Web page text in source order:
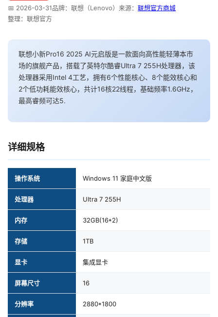
📅 2026-03-31品牌：联想（Lenovo） 来源： 联想官方商城
整理：联想官方
联想小新Pro16 2025 AI元启版是一款面向高性能轻薄本市
场的旗舰产品，搭载了英特尔酷睿Ultra 7 255H处理器，该
处理器采用Intel 4工艺，拥有6个性能核心、8个能效核心和
2个低功耗能效核心，共计16核22线程，基础频率1.6GHz，
最高睿频可达5.
详细规格
操作系统 Windows 11 家庭中文版
处理器 Ultra 7 255H
内存 32GB(16*2)
存储 1TB
显卡 集成显卡
屏幕尺寸 16
分辨率 2880*1800